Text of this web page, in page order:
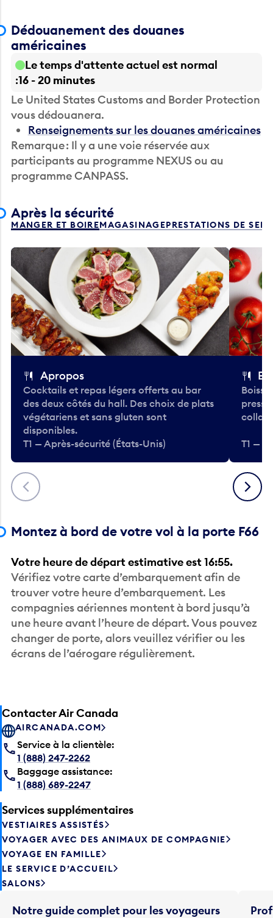
Dédouanement des douanes
américaines
Le temps d'attente actuel est normal
16 - 20 minutes
Le United States Customs and Border Protection
vous dédouanera.
Renseignements sur les douanes américaines
Remarque : Il y a une voie réservée aux
participants au programme NEXUS ou au
programme CANPASS.
Après la sécurité
MANGER ET BOIREMAGASINAGEPRESTATIONS DE
Précédent
Apropos
Cocktails et repas légers offerts au bar
des deux côtés du hall. Des choix de plats
végétariens et sans gluten sont
disponibles.
T1 — Après-sécurité (États-Unis)
T1 —
Suivant
Montez à bord de votre vol à la porte F66
Votre heure de départ estimative est 16:55.
Vérifiez votre carte d’embarquement afin de
trouver votre heure d’embarquement. Les
compagnies aériennes montent à bord jusqu’à
une heure avant l’heure de départ. Vous pouvez
changer de porte, alors veuillez vérifier ou les
écrans de l’aérogare régulièrement.
Contacter Air Canada
AIRCANADA.COM
Service à la clientèle:
1 (888) 247-2262
Baggage assistance:
1 (888) 689-2247
Services supplémentaires
VESTIAIRES ASSISTÉS
VOYAGER AVEC DES ANIMAUX DE COMPAGNIE
VOYAGE EN FAMILLE
LE SERVICE D’ACCUEIL
SALONS
Notre guide complet pour les voyageurs